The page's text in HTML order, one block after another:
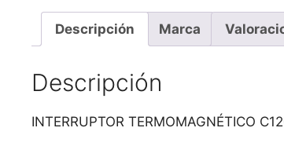
Descripción Marca
Descripción
INTERRUPTOR TERMOMAGNÉTICO